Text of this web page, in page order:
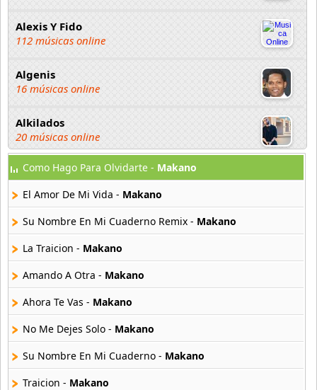
Alexis Y Fido
112 músicas online
Algenis
16 músicas online
Alkilados
20 músicas online
Andy Boy
42 músicas online
Angel Olmos
9 músicas online
20 músicas online
Anton La Voz De Oro
10 músicas online
Anuel Aa
257 músicas online
Como Hago Para Olvidarte - Makano
El Amor De Mi Vida - Makano
Su Nombre En Mi Cuaderno Remix - Makano
La Traicion - Makano
Amando A Otra - Makano
Ahora Te Vas - Makano
No Me Dejes Solo - Makano
Su Nombre En Mi Cuaderno - Makano
Traicion - Makano